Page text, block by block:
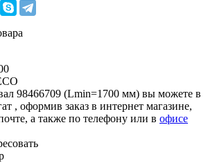
98466709 (Lmin=1700 мм) вы можете в
, оформив заказ в интернет магазине,
а также по телефону или в офисе